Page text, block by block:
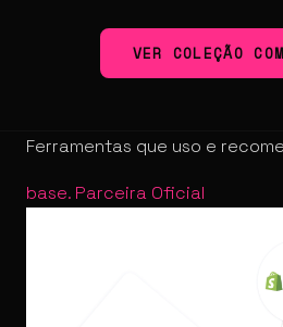
VER COLEÇÃO
Ferramentas que uso e
base. Parceira Oficial